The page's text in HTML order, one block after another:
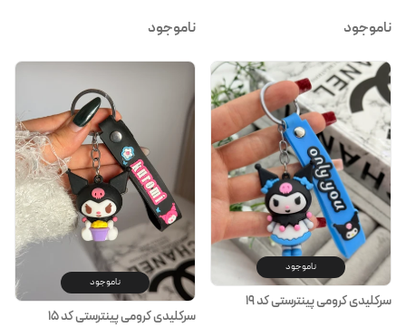
ناموجود ناموجود
ناموجود
سرکلیدی کرومی پینترستی کد ۱۹
ناموجود
سرکلیدی کرومی پینترستی کد ۱۵